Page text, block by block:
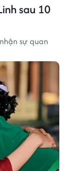
sau 10
sự quan